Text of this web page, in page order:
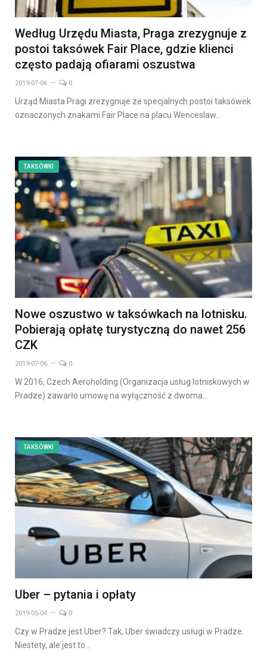
Według Urzędu Miasta, Praga zrezygnuje z
postoi taksówek Fair Place, gdzie klienci
często padają ofiarami oszustwa
2019-07-06 0
Urząd Miasta Pragi zrezygnuje ze specjalnych postoi taksówek
oznaczonych znakami Fair Place na placu Wenceslaw…
TAKSÓWKI
Nowe oszustwo w taksówkach na lotnisku.
Pobierają opłatę turystyczną do nawet 256
CZK
2019-07-06 0
W 2016, Czech Aeroholding (Organizacja usług lotniskowych w
Pradze) zawarło umowę na wyłączność z dwoma…
TAKSÓWKI
Uber – pytania i opłaty
2019-05-04 0
Czy w Pradze jest Uber? Tak, Uber świadczy usługi w Pradze.
Niestety, ale jest to…